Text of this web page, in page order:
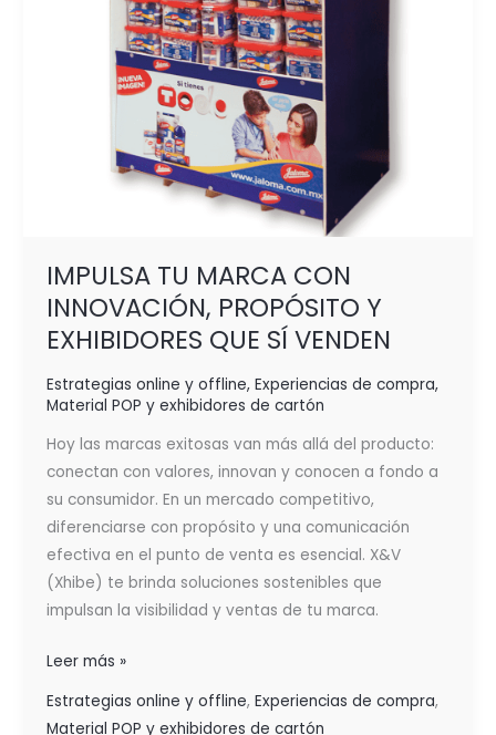
IMPULSA TU MARCA CON
INNOVACIÓN, PROPÓSITO Y
EXHIBIDORES QUE SÍ VENDEN
Estrategias online y offline, Experiencias de compra,
Material POP y exhibidores de cartón
Hoy las marcas exitosas van más allá del producto:
conectan con valores, innovan y conocen a fondo a
su consumidor. En un mercado competitivo,
diferenciarse con propósito y una comunicación
efectiva en el punto de venta es esencial. X&V
(Xhibe) te brinda soluciones sostenibles que
impulsan la visibilidad y ventas de tu marca.
Leer más »
Estrategias online y offline, Experiencias de compra,
Material POP y exhibidores de cartón